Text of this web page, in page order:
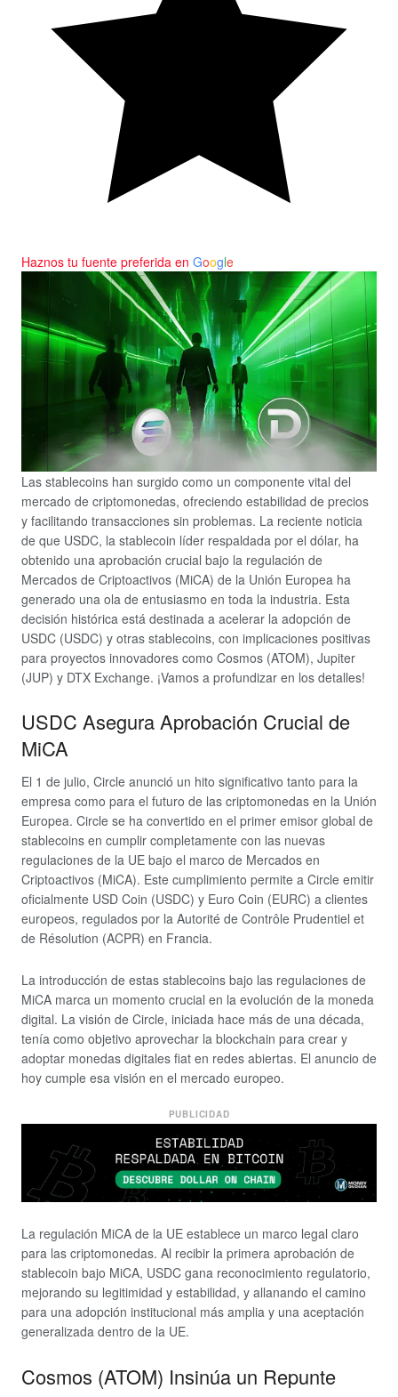
Haznos tu fuente preferida en Google
Las stablecoins han surgido como un componente vital del
mercado de criptomonedas, ofreciendo estabilidad de precios
y facilitando transacciones sin problemas. La reciente noticia
de que USDC, la stablecoin líder respaldada por el dólar, ha
obtenido una aprobación crucial bajo la regulación de
Mercados de Criptoactivos (MiCA) de la Unión Europea ha
generado una ola de entusiasmo en toda la industria. Esta
decisión histórica está destinada a acelerar la adopción de
USDC (USDC) y otras stablecoins, con implicaciones positivas
para proyectos innovadores como Cosmos (ATOM), Jupiter
(JUP) y DTX Exchange. ¡Vamos a profundizar en los detalles!
USDC Asegura Aprobación Crucial de
MiCA
El 1 de julio, Circle anunció un hito significativo tanto para la
empresa como para el futuro de las criptomonedas en la Unión
Europea. Circle se ha convertido en el primer emisor global de
stablecoins en cumplir completamente con las nuevas
regulaciones de la UE bajo el marco de Mercados en
Criptoactivos (MiCA). Este cumplimiento permite a Circle emitir
oficialmente USD Coin (USDC) y Euro Coin (EURC) a clientes
europeos, regulados por la Autorité de Contrôle Prudentiel et
de Résolution (ACPR) en Francia.
La introducción de estas stablecoins bajo las regulaciones de
MiCA marca un momento crucial en la evolución de la moneda
digital. La visión de Circle, iniciada hace más de una década,
tenía como objetivo aprovechar la blockchain para crear y
adoptar monedas digitales fiat en redes abiertas. El anuncio de
hoy cumple esa visión en el mercado europeo.
PUBLICIDAD
La regulación MiCA de la UE establece un marco legal claro
para las criptomonedas. Al recibir la primera aprobación de
stablecoin bajo MiCA, USDC gana reconocimiento regulatorio,
mejorando su legitimidad y estabilidad, y allanando el camino
para una adopción institucional más amplia y una aceptación
generalizada dentro de la UE.
Cosmos (ATOM) Insinúa un Repunte